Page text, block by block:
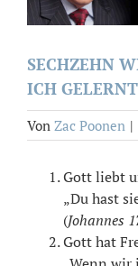
SECHZEHN
ICH
Von Zac Poonen |
Gott liebt
„Du hast
(Johannes
Gott hat